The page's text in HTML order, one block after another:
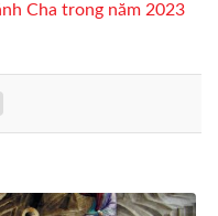
Cha trong năm 2023